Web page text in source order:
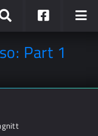
Part 1